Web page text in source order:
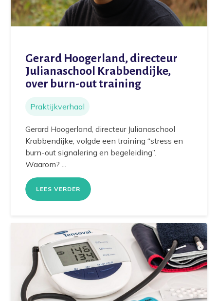
Gerard Hoogerland, directeur
Julianaschool Krabbendijke,
over burn-out training
Praktijkverhaal
Gerard Hoogerland, directeur Julianaschool
Krabbendijke, volgde een training “stress en
burn-out signalering en begeleiding”.
Waarom? ...
LEES VERDER